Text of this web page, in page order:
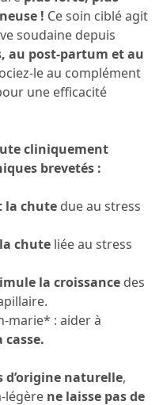
! Ce soin ciblé agit
soudaine depuis
au post-partum et au
le au complément
une efficacité
cliniquement
brevetés :
la chute due au stress
chute liée au stress
la croissance des
marie* : aider à
d’origine naturelle,
légère ne laisse pas de